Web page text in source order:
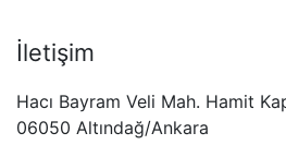
İletişim
Hacı Bayram Veli Mah. Hamit
06050 Altındağ/Ankara